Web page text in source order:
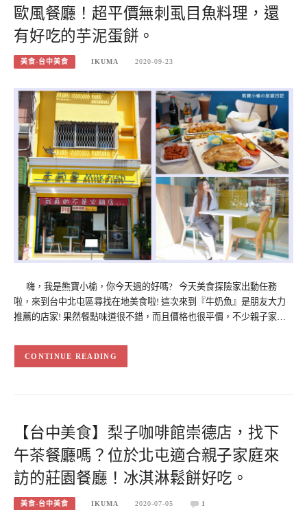
歐風餐廳！超平價無刺虱目魚料理，還
有好吃的芋泥蛋餅。
美食-台中美食 IKUMA 2020-09-23
嗨，我是熊寶小榆，你今天過的好嗎? 今天美食探險家出動任務
啦，來到台中北屯區尋找在地美食啦! 這次來到『牛奶魚』是朋友大力
推薦的店家! 果然餐點味道很不錯，而且價格也很平價，不少親子家…
CONTINUE READING
【台中美食】梨子咖啡館崇德店，找下
午茶餐廳嗎？位於北屯適合親子家庭來
訪的莊園餐廳！冰淇淋鬆餅好吃。
美食-台中美食 IKUMA 2020-07-05 1